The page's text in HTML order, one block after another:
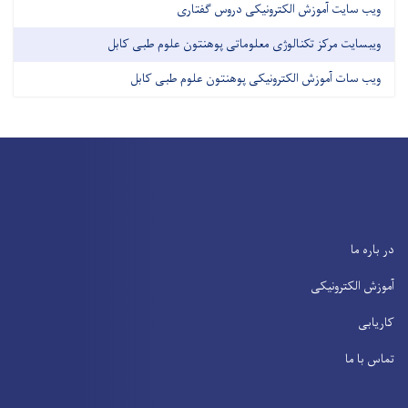
ویب سایت آموزش الکترونیکی دروس گفتاری
ویبسایت مرکز تکنالوژی معلوماتی پوهنتون علوم طبی کابل
ویب سات آموزش الکترونیکی پوهنتون علوم طبی کابل
در باره ما
آموزش الکترونیکی
کاریابی
تماس با ما